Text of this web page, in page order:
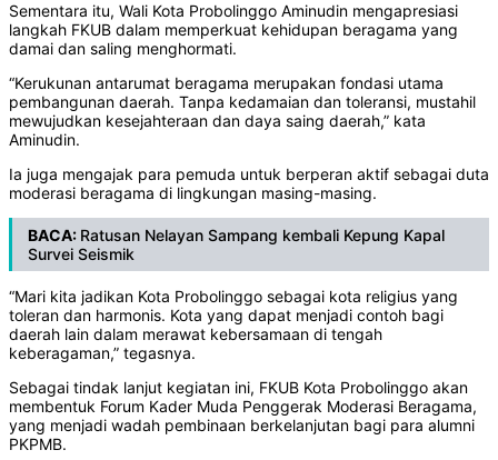
Sementara itu, Wali Kota Probolinggo Aminudin mengapresiasi
langkah FKUB dalam memperkuat kehidupan beragama yang
damai dan saling menghormati.
“Kerukunan antarumat beragama merupakan fondasi utama
pembangunan daerah. Tanpa kedamaian dan toleransi, mustahil
mewujudkan kesejahteraan dan daya saing daerah,” kata
Aminudin.
Ia juga mengajak para pemuda untuk berperan aktif sebagai duta
moderasi beragama di lingkungan masing-masing.
BACA: Ratusan Nelayan Sampang kembali Kepung Kapal
Survei Seismik
“Mari kita jadikan Kota Probolinggo sebagai kota religius yang
toleran dan harmonis. Kota yang dapat menjadi contoh bagi
daerah lain dalam merawat kebersamaan di tengah
keberagaman,” tegasnya.
Sebagai tindak lanjut kegiatan ini, FKUB Kota Probolinggo akan
membentuk Forum Kader Muda Penggerak Moderasi Beragama,
yang menjadi wadah pembinaan berkelanjutan bagi para alumni
PKPMB.